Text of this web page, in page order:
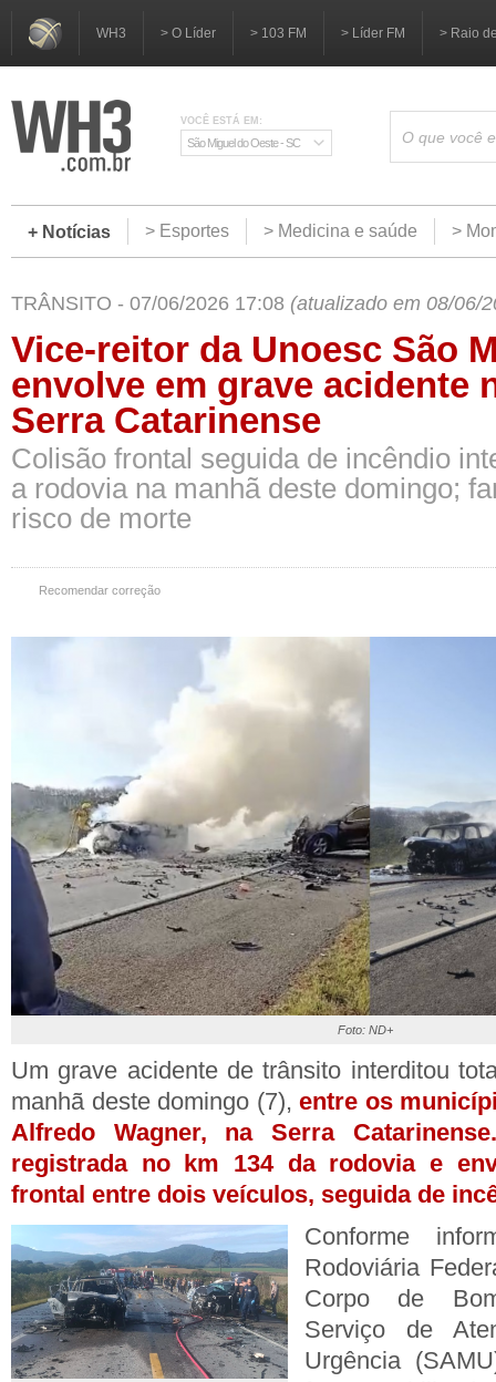
WH3 > O Líder > 103 FM > Líder FM > Raio
VOCÊ ESTÁ EM:
São Miguel do Oeste - SC
+ Notícias > Esportes > Medicina e saúde >
TRÂNSITO - 07/06/2026 17:08 (atualizado em 08/06/
Vice-reitor da Unoesc São
envolve em grave acidente
Serra Catarinense
Colisão frontal seguida de incêndio
a rodovia na manhã deste domingo;
risco de morte
Recomendar correção
Foto: ND+
Um grave acidente de trânsito interditou
manhã deste domingo (7), entre os
Alfredo Wagner, na Serra
registrada no km 134 da rodovia e
frontal entre dois veículos, seguida de
Conforme
Rodoviária
Corpo de
Serviço de
Urgência